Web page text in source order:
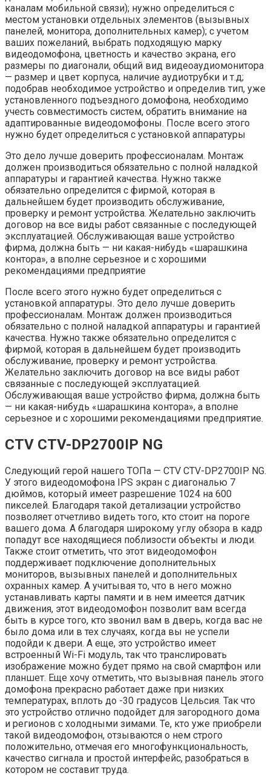
каналам мобильной связи); нужно определиться с
местом установки отдельных элементов (вызывных
панелей, монитора, дополнительных камер); с учетом
ваших пожеланий, выбрать подходящую марку
видеодомофона, цветность и качество экрана, его
размеры по диагонали, общий вид видеоаудиомонитора
— размер и цвет корпуса, наличие аудиотрубки и т.д;
подобрав необходимое устройство и определив тип, уже
установленного подъездного домофона, необходимо
учесть совместимость систем, обратить внимание на
адаптированные видеодомофоны. После всего этого
нужно будет определиться с установкой аппаратуры
Это дело лучше доверить профессионалам. Монтаж
должен производиться обязательно с полной наладкой
аппаратуры и гарантией качества. Нужно также
обязательно определится с фирмой, которая в
дальнейшем будет производить обслуживание,
проверку и ремонт устройства. Желательно заключить
договор на все виды работ связанные с последующей
эксплуатацией. Обслуживающая ваше устройство
фирма, должна быть — ни какая-нибудь «шарашкина
контора», а вполне серьезное и с хорошими
рекомендациями предприятие
После всего этого нужно будет определиться с
установкой аппаратуры. Это дело лучше доверить
профессионалам. Монтаж должен производиться
обязательно с полной наладкой аппаратуры и гарантией
качества. Нужно также обязательно определится с
фирмой, которая в дальнейшем будет производить
обслуживание, проверку и ремонт устройства.
Желательно заключить договор на все виды работ
связанные с последующей эксплуатацией.
Обслуживающая ваше устройство фирма, должна быть
— ни какая-нибудь «шарашкина контора», а вполне
серьезное и с хорошими рекомендациями предприятие.
CTV CTV-DP2700IP NG
Следующий герой нашего ТОПа — CTV CTV-DP2700IP NG.
У этого видеодомофона IPS экран с диагональю 7
дюймов, который имеет разрешение 1024 на 600
пикселей. Благодаря такой детализации устройство
позволяет отчетливо видеть того, кто стоит на пороге
вашего дома. А благодаря широкому углу обзора в кадр
попадут все находящиеся поблизости объекты и люди.
Также стоит отметить, что этот видеодомофон
поддерживает подключение дополнительных
мониторов, вызывных панелей и дополнительных
охранных камер. А учитывая то, что в него можно
устанавливать карты памяти и в нем имеется датчик
движения, этот видеодомофон позволит вам всегда
быть в курсе того, кто звонил вам в дверь, когда вас не
было дома или в тех случаях, когда вы не успели
подойди к двери. А еще, это устройство имеет
встроенный Wi-Fi модуль, так что транслировать
изображение можно будет прямо на свой смартфон или
планшет. Еще хочу отметить, что вызывная панель этого
домофона прекрасно работает даже при низких
температурах, вплоть до -30 градусов Цельсия. Так что
это устройство отлично подойдет для загородного дома
и регионов с холодными зимами. Те, кто уже приобрели
такой видеодомофон, отзываются о нем строго
положительно, отмечая его многофункциональность,
качество сигнала и простой интерфейс, разобраться в
котором не составит труда.